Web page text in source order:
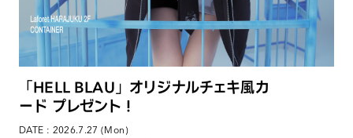
「HELL BLAU」オリジナルチェキ風カ
ード プレゼント！
DATE : 2026.7.27 (Mon)